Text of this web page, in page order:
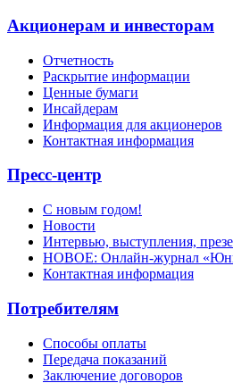
Акционерам и инвесторам
Отчетность
Раскрытие информации
Ценные бумаги
Инсайдерам
Информация для акционеров
Контактная информация
Пресс-центр
С новым годом!
Новости
Интервью, выступления,
НОВОЕ: Онлайн-журнал
Контактная информация
Потребителям
Способы оплаты
Передача показаний
Заключение договоров